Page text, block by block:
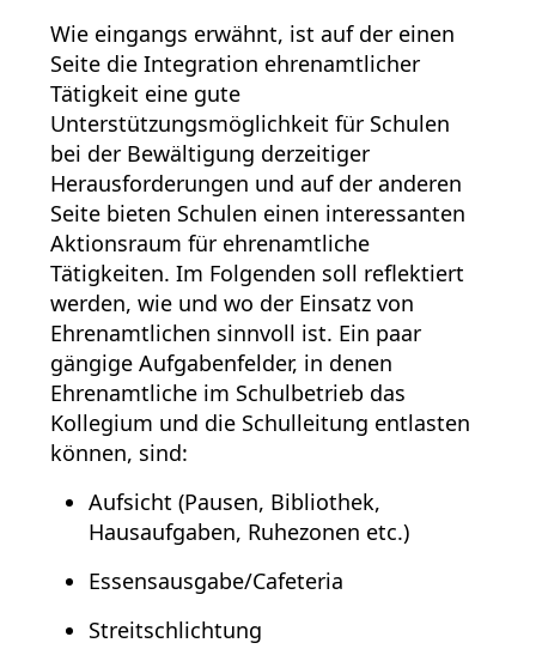
Wie eingangs erwähnt, ist auf der einen
Seite die Integration ehrenamtlicher
Tätigkeit eine gute
Unterstützungsmöglichkeit für Schulen
bei der Bewältigung derzeitiger
Herausforderungen und auf der anderen
Seite bieten Schulen einen interessanten
Aktionsraum für ehrenamtliche
Tätigkeiten. Im Folgenden soll reflektiert
werden, wie und wo der Einsatz von
Ehrenamtlichen sinnvoll ist. Ein paar
gängige Aufgabenfelder, in denen
Ehrenamtliche im Schulbetrieb das
Kollegium und die Schulleitung entlasten
können, sind:
Aufsicht (Pausen, Bibliothek,
Hausaufgaben, Ruhezonen etc.)
Essensausgabe/Cafeteria
Streitschlichtung